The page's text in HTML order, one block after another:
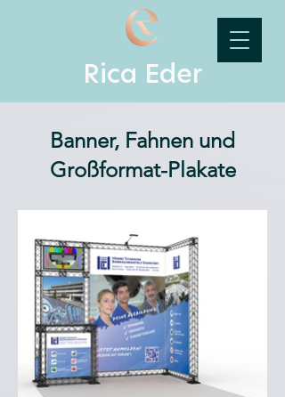
Rica Eder
Banner, Fahnen und
Großformat-Plakate